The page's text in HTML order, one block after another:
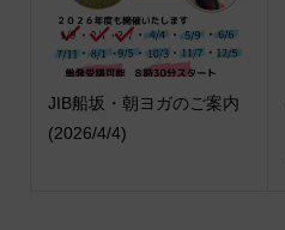
JIB船坂・朝ヨガのご案内
(2026/4/4)